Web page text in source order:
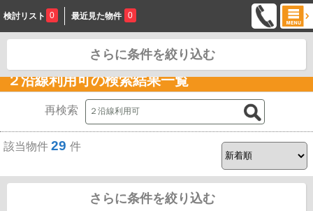
検討リスト 0 最近見た物件 0
２沿線利用可の検索結果一覧
再検索
該当物件 29 件
さらに条件を絞り込む
さらに条件を絞り込む